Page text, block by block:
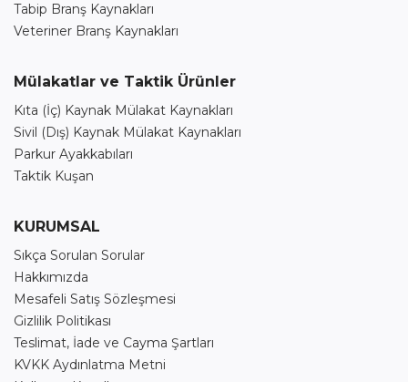
Tabip Branş Kaynakları
Veteriner Branş Kaynakları
Mülakatlar ve Taktik Ürünler
Kıta (İç) Kaynak Mülakat Kaynakları
Sivil (Dış) Kaynak Mülakat Kaynakları
Parkur Ayakkabıları
Taktik Kuşan
KURUMSAL
Sıkça Sorulan Sorular
Hakkımızda
Mesafeli Satış Sözleşmesi
Gizlilik Politikası
Teslimat, İade ve Cayma Şartları
KVKK Aydınlatma Metni